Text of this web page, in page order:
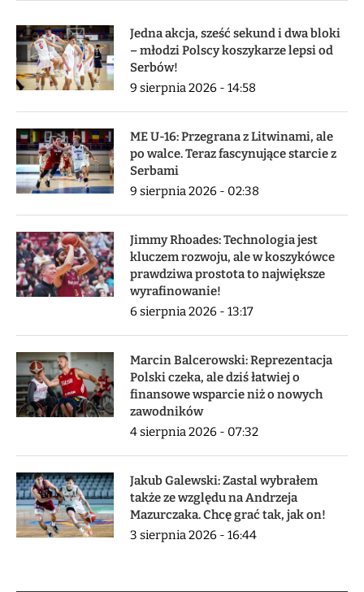
Jedna akcja, sześć sekund i dwa bloki
– młodzi Polscy koszykarze lepsi od
Serbów!
9 sierpnia 2026 - 14:58
ME U-16: Przegrana z Litwinami, ale
po walce. Teraz fascynujące starcie z
Serbami
9 sierpnia 2026 - 02:38
Jimmy Rhoades: Technologia jest
kluczem rozwoju, ale w koszykówce
prawdziwa prostota to największe
wyrafinowanie!
6 sierpnia 2026 - 13:17
Marcin Balcerowski: Reprezentacja
Polski czeka, ale dziś łatwiej o
finansowe wsparcie niż o nowych
zawodników
4 sierpnia 2026 - 07:32
Jakub Galewski: Zastal wybrałem
także ze względu na Andrzeja
Mazurczaka. Chcę grać tak, jak on!
3 sierpnia 2026 - 16:44